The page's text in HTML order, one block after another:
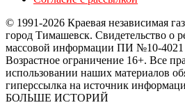
© 1991-2026 Краевая независимая
город Тимашевск. Свидетельство о
массовой информации ПИ №10-4021
Возрастное ограничение 16+. Все
использовании наших материалов
гиперссылка на источник
БОЛЬШЕ ИСТОРИЙ